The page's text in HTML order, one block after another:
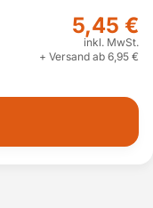
5,45 €
inkl. MwSt.
+ Versand ab 6,95 €